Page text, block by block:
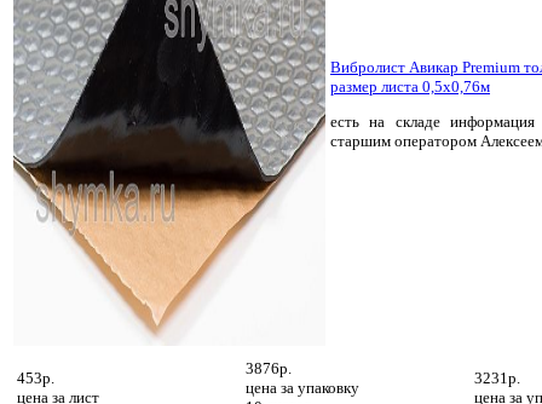
Вибролист Авикар Premium
размер листа 0,5х0,76м
есть на складе информация
старшим оператором
453р.
цена за лист
3876р.
цена за упаковку
3231р.
цена за